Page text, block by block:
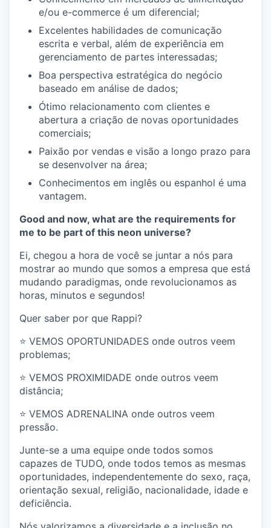
e/ou e-commerce é um diferencial;
Excelentes habilidades de comunicação
escrita e verbal, além de experiência em
gerenciamento de partes interessadas;
Boa perspectiva estratégica do negócio
baseado em análise de dados;
Ótimo relacionamento com clientes e
abertura a criação de novas oportunidades
comerciais;
Paixão por vendas e visão a longo prazo para
se desenvolver na área;
Conhecimentos em inglês ou espanhol é uma
vantagem.
Good and now, what are the requirements for
me to be part of this neon universe?
Ei, chegou a hora de você se juntar a nós para
mostrar ao mundo que somos a empresa que está
mudando paradigmas, onde revolucionamos as
horas, minutos e segundos!
Quer saber por que Rappi?
⭐️ VEMOS OPORTUNIDADES onde outros veem
problemas;
⭐️ VEMOS PROXIMIDADE onde outros veem
distância;
⭐️ VEMOS ADRENALINA onde outros veem
pressão.
Junte-se a uma equipe onde todos somos
capazes de TUDO, onde todos temos as mesmas
oportunidades, independentemente do sexo, raça,
orientação sexual, religião, nacionalidade, idade e
deficiência.